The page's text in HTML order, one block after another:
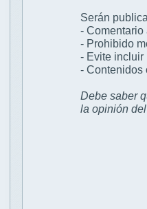
Serán
- Comentario
- Prohibido
- Evite incluir
- Contenidos
Debe saber
la opinión